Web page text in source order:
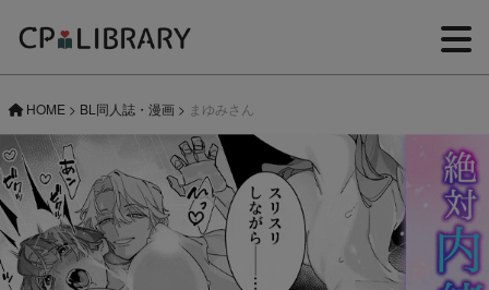
HOME > BL同人誌・漫画 > まゆみさん